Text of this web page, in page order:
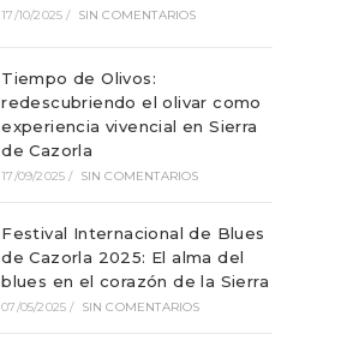
17/10/2025 / SIN COMENTARIOS
Tiempo de Olivos:
redescubriendo el olivar como
experiencia vivencial en Sierra
de Cazorla
17/09/2025 / SIN COMENTARIOS
Festival Internacional de Blues
de Cazorla 2025: El alma del
blues en el corazón de la Sierra
07/05/2025 / SIN COMENTARIOS